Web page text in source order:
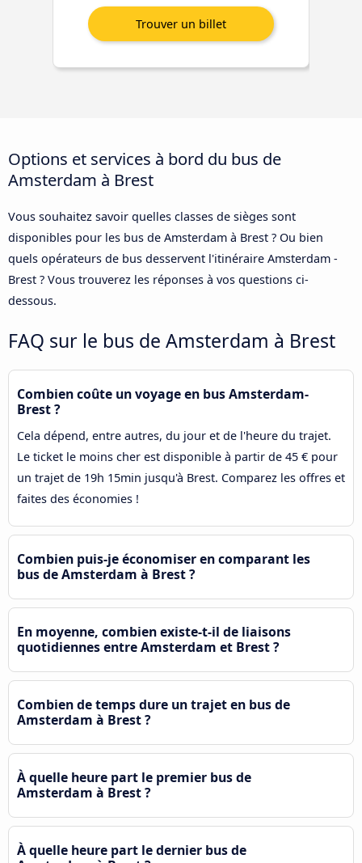
Options et services à bord du bus de
Amsterdam à Brest
Vous souhaitez savoir quelles classes de sièges sont
disponibles pour les bus de Amsterdam à Brest ? Ou bien
quels opérateurs de bus desservent l'itinéraire Amsterdam -
Brest ? Vous trouverez les réponses à vos questions ci-
dessous.
FAQ sur le bus de Amsterdam à Brest
Combien coûte un voyage en bus Amsterdam-
Brest ?
Cela dépend, entre autres, du jour et de l'heure du trajet.
Le ticket le moins cher est disponible à partir de 45 € pour
un trajet de 19h 15min jusqu'à Brest. Comparez les offres et
faites des économies !
Combien puis-je économiser en comparant les
bus de Amsterdam à Brest ?
En moyenne, combien existe-t-il de liaisons
quotidiennes entre Amsterdam et Brest ?
Combien de temps dure un trajet en bus de
Amsterdam à Brest ?
À quelle heure part le premier bus de
Amsterdam à Brest ?
À quelle heure part le dernier bus de